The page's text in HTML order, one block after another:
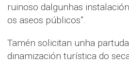
ruinoso dalgunhas
os aseos públicos”.
Tamén solicitan unha partuda
dinamización turística do